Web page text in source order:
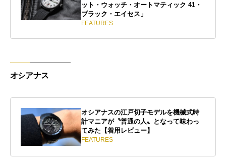
ット・ウォッチ・オートマティック 41・
ブラック・エイセス」
FEATURES
オシアナス
オシアナスの江戸切子モデルを機械式時
計マニアが〝普通の人〟となって味わっ
てみた【着用レビュー】
FEATURES